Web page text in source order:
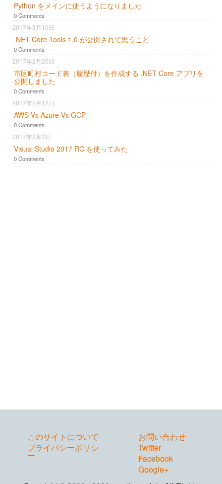
Python をメインに使うようになりました
0 Comments
2017年3月10日
.NET Core Tools 1.0 が公開されて思うこと
0 Comments
2017年2月20日
市区町村コード表（履歴付）を作成する .NET Core アプリを
公開しました
0 Comments
2017年2月12日
AWS Vs Azure Vs GCP
0 Comments
2017年2月2日
Visual Studio 2017 RC を使ってみた
0 Comments
このサイトについて
プライバシーポリシ
ー
お問い合わせ
Twitter
Facebook
Google+